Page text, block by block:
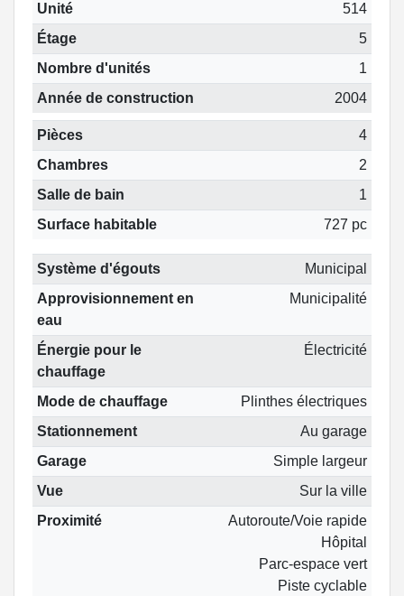
Unité
514
Étage
5
Nombre d'unités
1
Année de construction
2004
Pièces
4
Chambres
2
Salle de bain
1
Surface habitable
727 pc
Système d'égouts
Municipal
Approvisionnement en
eau
Municipalité
Énergie pour le
chauffage
Électricité
Mode de chauffage
Plinthes électriques
Stationnement
Au garage
Garage
Simple largeur
Vue
Sur la ville
Proximité
Autoroute/Voie rapide
Hôpital
Parc-espace vert
Piste cyclable